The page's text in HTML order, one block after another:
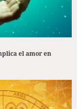
el amor en